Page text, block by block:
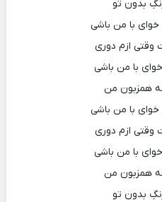
بدون تو
خوای با من باشی
وقتی ازم دوری
خوای با من باشی
همزبون من
خوای با من باشی
وقتی ازم دوری
خوای با من باشی
همزبون من
بدون تو